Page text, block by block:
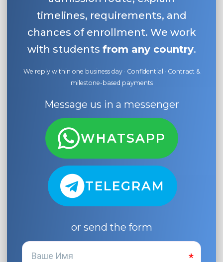
timelines, requirements, and
chances of enrollment. We work
with students from any country.
We reply within one business day · Confidential · Contract &
milestone-based payments
Message us in a messenger
WHATSAPP
TELEGRAM
or send the form